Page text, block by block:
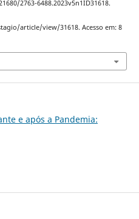
2763-6488.2023v5n1ID31618.
article/view/31618. Acesso em: 8
e após a Pandemia: